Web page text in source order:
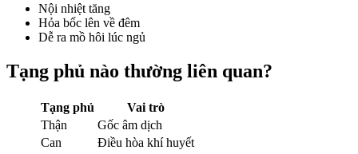
Nội nhiệt tăng
Hỏa bốc lên về đêm
Dễ ra mồ hôi lúc ngủ
Tạng phủ nào thường liên quan?
Tạng phủ
Vai trò
Thận
Gốc âm dịch
Can
Điều hòa khí huyết